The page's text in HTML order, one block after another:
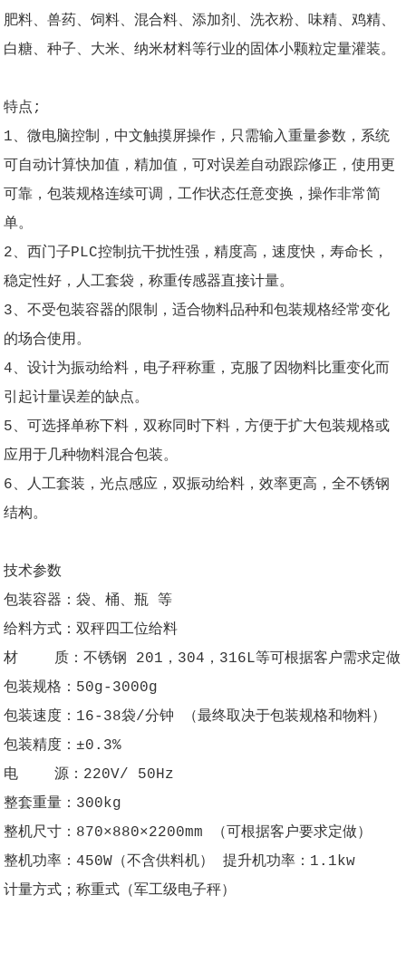
肥料、兽药、饲料、混合料、添加剂、洗衣粉、味精、鸡精、
白糖、种子、大米、纳米材料等行业的固体小颗粒定量灌装。
特点;
1、微电脑控制，中文触摸屏操作，只需输入重量参数，系统
可自动计算快加值，精加值，可对误差自动跟踪修正，使用更
可靠，包装规格连续可调，工作状态任意变换，操作非常简
单。
2、西门子PLC控制抗干扰性强，精度高，速度快，寿命长，
稳定性好，人工套袋，称重传感器直接计量。
3、不受包装容器的限制，适合物料品种和包装规格经常变化
的场合使用。
4、设计为振动给料，电子秤称重，克服了因物料比重变化而
引起计量误差的缺点。
5、可选择单称下料，双称同时下料，方便于扩大包装规格或
应用于几种物料混合包装。
6、人工套装，光点感应，双振动给料，效率更高，全不锈钢
结构。
技术参数
包装容器：袋、桶、瓶 等
给料方式：双秤四工位给料
材 质：不锈钢 201，304，316L等可根据客户需求定做
包装规格：50g-3000g
包装速度：16-38袋/分钟 （最终取决于包装规格和物料）
包装精度：±0.3%
电 源：220V/ 50Hz
整套重量：300kg
整机尺寸：870×880×2200mm （可根据客户要求定做）
整机功率：450W（不含供料机） 提升机功率：1.1kw
计量方式；称重式（军工级电子秤）